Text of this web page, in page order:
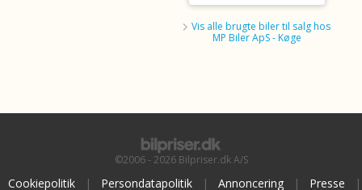
Vis alle brugte biler til salg hos
MP Biler ApS - Køge
©2006 - 2026 Bilpriser.dk A/S
Cookiepolitik | Persondatapolitik | Annoncering | Presse |